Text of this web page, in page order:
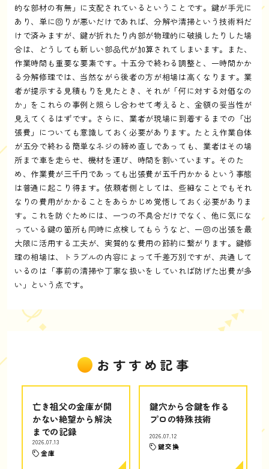
的な部材の有無」に支配されているということです。鍵が手元に
あり、単に回りが悪いだけであれば、分解や清掃という技術料だ
けで済みますが、鍵が折れたり内部が物理的に破損したりした場
合は、どうしても新しい部品代が加算されてしまいます。また、
作業時間も重要な要素です。十五分で終わる調整と、一時間かか
る分解修理では、当然ながら後者の方が相場は高くなります。業
者が提示する見積もりを見たとき、それが「何に対する対価なの
か」をこれらの事例と照らし合わせて考えると、金額の妥当性が
見えてくるはずです。さらに、業者が現場に到着するまでの「出
張費」についても意識しておく必要があります。たとえ作業自体
が五分で終わる簡単なネジの締め直しであっても、業者はその場
所まで車を走らせ、機材を運び、時間を割いています。そのた
め、作業費が三千円であっても出張費が五千円かかるという事態
は普通に起こり得ます。依頼者側としては、些細なことでもそれ
なりの費用がかかることをあらかじめ覚悟しておく必要がありま
す。これを防ぐためには、一つの不具合だけでなく、他に気にな
っている鍵の箇所も同時に点検してもらうなど、一回の出張を最
大限に活用する工夫が、実質的な費用の節約に繋がります。鍵修
理の相場は、トラブルの内容によって千差万別ですが、共通して
いるのは「事前の清掃や丁寧な扱いをしていれば防げた出費が多
い」という点です。
おすすめ記事
亡き祖父の金庫が開
かない絶望から解決
までの記録
2026.07.13
金庫
鍵穴から合鍵を作る
プロの特殊技術
2026.07.12
鍵交換